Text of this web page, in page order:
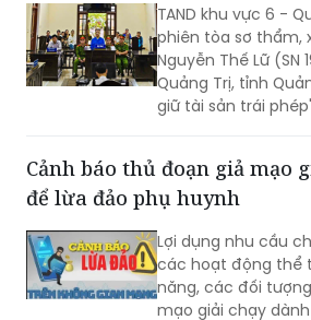
TAND khu vực 6 -
phiên tòa sơ thẩm,
Nguyễn Thế Lữ (SN
Quảng Trị, tỉnh
giữ tài sản trái
Cảnh báo thủ đoạn giả mạo
để lừa đảo phụ huynh
Lợi dụng nhu cầu
các hoạt động thể
năng, các đối
mạo giải chạy